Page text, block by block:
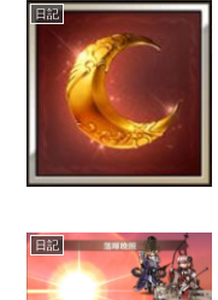
日記
日記